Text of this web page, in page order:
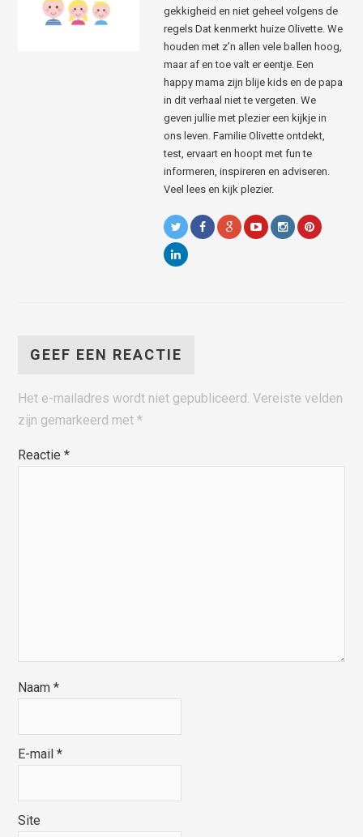
gekkigheid en niet geheel volgens de
regels Dat kenmerkt huize Olivette. We
houden met z’n allen vele ballen hoog,
maar af en toe valt er eentje. Een
happy mama zijn blije kids en de papa
in dit verhaal niet te vergeten. We
geven jullie met plezier een kijkje in
ons leven. Familie Olivette ontdekt,
test, ervaart en hoopt met fun te
informeren, inspireren en adviseren.
Veel lees en kijk plezier.
GEEF EEN REACTIE
Het e-mailadres wordt niet gepubliceerd. Vereiste velden
zijn gemarkeerd met*
Reactie*
Naam*
E-mail*
Site